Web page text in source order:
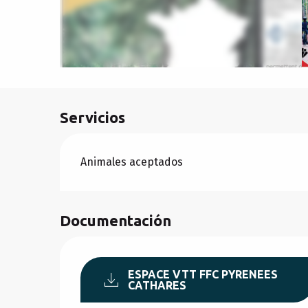
Servicios
Animales aceptados
Documentación
ESPACE VTT FFC PYRENEES
CATHARES